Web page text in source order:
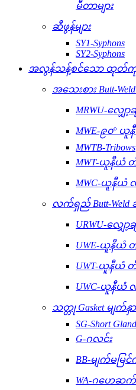
မီတာများ
ဆီဖွန်များ
SY1-Syphons
SY2-Syphons
အလွန်သန့်စင်သော ထုတ်ကုန်
အသေးစား Butt-
MRWU-လျှေ
MWE-၉၀°
MWTB-Tribows
MWT-ယူနီယံ တီ
MWC-ယူနီယံ
လက်ရှည် Butt-Weld
URWU-လျှေ
UWE-ယူနီယံ
UWT-ယူနီယံ တီ
UWC-ယူနီယံ
သတ္တု Gasket မျက်
SG-Short Gland
G-ဂလင်း
BB-မျက်မမြ
WA-ဂဟေဆက်